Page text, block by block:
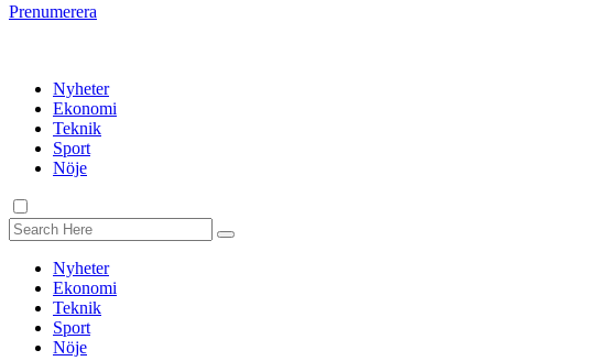
Prenumerera
Nyheter
Ekonomi
Teknik
Sport
Nöje
Nyheter
Ekonomi
Teknik
Sport
Nöje